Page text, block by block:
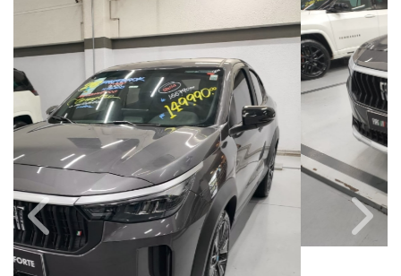
Previous Next